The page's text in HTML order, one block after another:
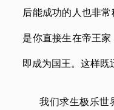
后能成功的人也非
是你直接生在帝王
即成为国王。这样既
我们求生极乐世